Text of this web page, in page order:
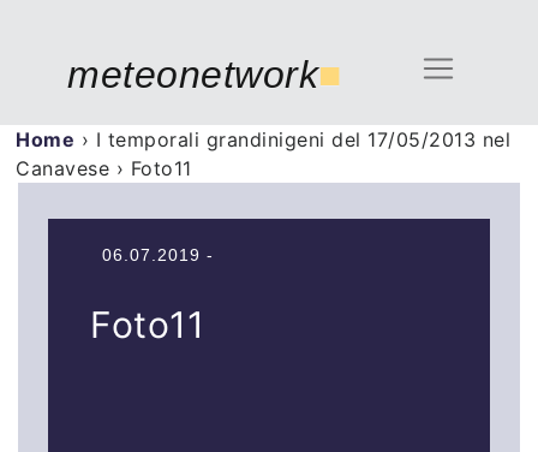
meteonetwork■
Home › I temporali grandinigeni del 17/05/2013 nel
Canavese › Foto11
06.07.2019 -
Foto11